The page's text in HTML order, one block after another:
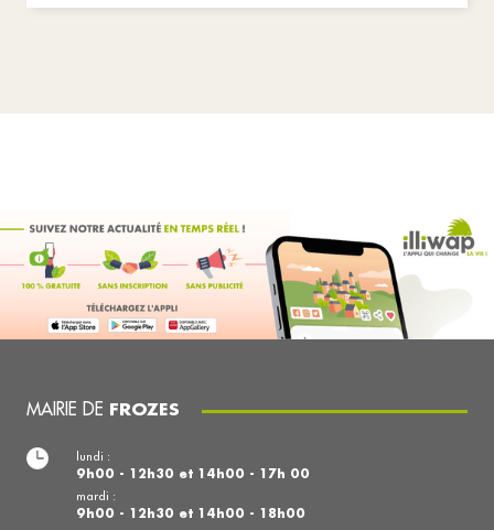
MAIRIE DE FROZES
lundi :
9h00 - 12h30 et 14h00 - 17h 00
mardi :
9h00 - 12h30 et 14h00 - 18h00